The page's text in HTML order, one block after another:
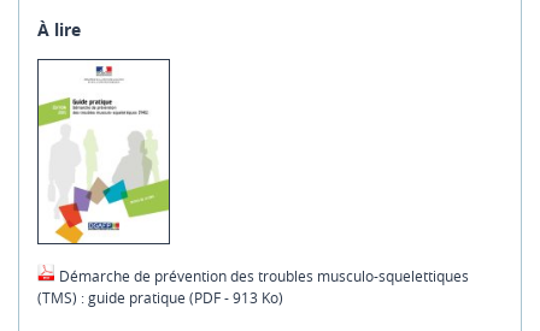
À lire
Démarche de prévention des troubles musculo-squelettiques
(TMS) : guide pratique (PDF - 913 Ko)